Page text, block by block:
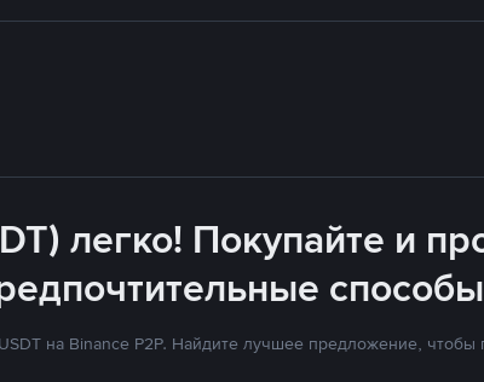
легко! Покупайте и
на Binance P2P. Найдите лучшее предложение, чтобы